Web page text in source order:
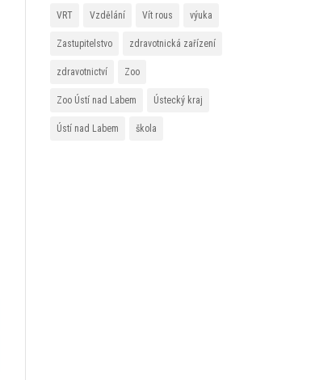
VRT Vzdělání Vít rous výuka
Zastupitelstvo zdravotnická zařízení
zdravotnictví Zoo
Zoo Ústí nad Labem Ústecký kraj
Ústí nad Labem škola